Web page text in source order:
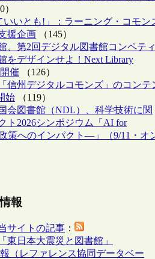
）
いいとも!」：ラーニング・コモン
援企画 （145）
、第2回デジタル図書館コンペティ
をデザインせよ！Next Library
催 （126）
信州デジタルコモンズ」のコンテ
始 （119）
会図書館（NDL）、科学技術に関
ト2026シンポジウム「AI for
策へのインパクト―」（9/11・オ
報
サイトの記事 ：
東日本大震災と図書館」
（レファレンス協同データベー